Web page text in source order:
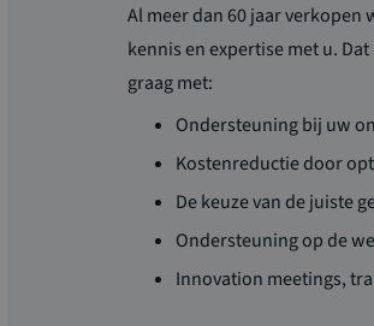
Al meer dan 60 jaar
kennis en expertise met u.
graag met:
Ondersteuning bij uw
Kostenreductie door
De keuze van de juiste
Ondersteuning op de
Innovation meetings,